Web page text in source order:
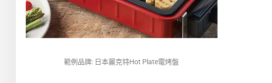
範例品牌: 日本麗克特Hot Plate電烤盤